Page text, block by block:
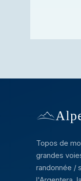
Topos de
grandes
randonnée /